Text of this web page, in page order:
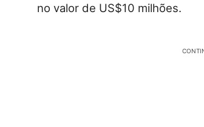
no valor de US$10 milhões.